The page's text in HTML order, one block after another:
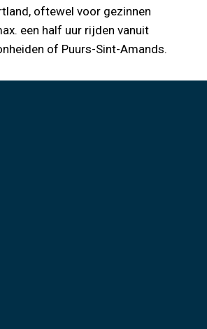
oftewel voor gezinnen
een half uur rijden vanuit
of Puurs-Sint-Amands.